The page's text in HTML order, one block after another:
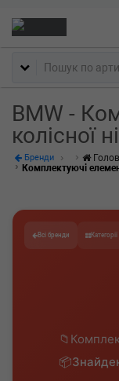
BMW -
колісної
Бренди
Комплектуючі
Всі бренди